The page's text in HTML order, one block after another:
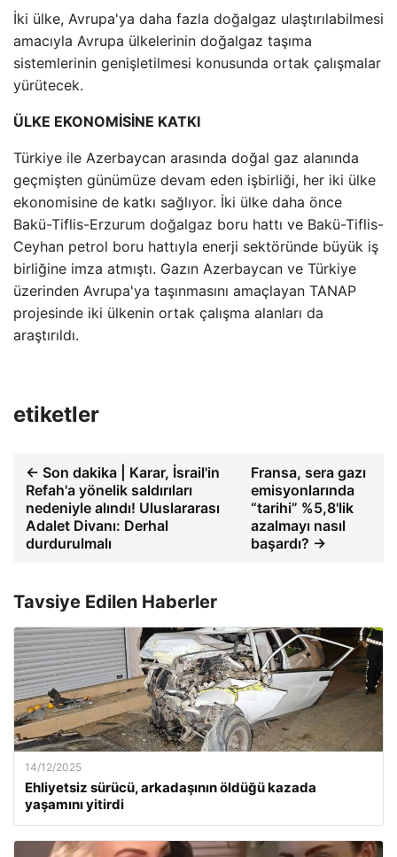
İki ülke, Avrupa'ya daha fazla doğalgaz ulaştırılabilmesi
amacıyla Avrupa ülkelerinin doğalgaz taşıma
sistemlerinin genişletilmesi konusunda ortak çalışmalar
yürütecek.
ÜLKE EKONOMİSİNE KATKI
Türkiye ile Azerbaycan arasında doğal gaz alanında
geçmişten günümüze devam eden işbirliği, her iki ülke
ekonomisine de katkı sağlıyor. İki ülke daha önce
Bakü-Tiflis-Erzurum doğalgaz boru hattı ve Bakü-Tiflis-
Ceyhan petrol boru hattıyla enerji sektöründe büyük iş
birliğine imza atmıştı. Gazın Azerbaycan ve Türkiye
üzerinden Avrupa'ya taşınmasını amaçlayan TANAP
projesinde iki ülkenin ortak çalışma alanları da
araştırıldı.
etiketler
← Son dakika | Karar, İsrail'in
Refah'a yönelik saldırıları
nedeniyle alındı! Uluslararası
Adalet Divanı: Derhal
durdurulmalı
Fransa, sera gazı
emisyonlarında
“tarihi” %5,8'lik
azalmayı nasıl
başardı? →
Tavsiye Edilen Haberler
14/12/2025
Ehliyetsiz sürücü, arkadaşının öldüğü kazada
yaşamını yitirdi